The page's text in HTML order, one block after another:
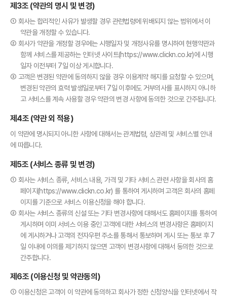
제3조 (약관의 명시 및 변경)
① 회사는 합리적인 사유가 발생할 경우 관련법령에 위배되지 않는 범위에서 이
약관을 개정할 수 있습니다.
② 회사가 약관을 개정할 경우에는 시행일자 및 개정사유를 명시하여 현행약관과
함께 서비스를 제공하는 인터넷 사이트(https://www.clickn.co.kr)에 시행
일자 이전부터 7일 이상 게시합니다.
③ 고객은 변경된 약관에 동의하지 않을 경우 이용계약 해지를 요청할 수 있으며,
변경된 약관의 효력 발생일로부터 7일 이후에도 거부의사를 표시하지 아니하
고 서비스를 계속 사용할 경우 약관의 변경 사항에 동의한 것으로 간주됩니다.
제4조 (약관 외 적용)
이 약관에 명시되지 아니한 사항에 대해서는 관계법령, 상관례 및 서비스별 안내
에 따릅니다.
제5조 (서비스 종류 및 변경)
① 회사는 서비스 종류, 서비스 내용, 가격 및 기타 서비스 관련 사항을 회사의 홈
페이지(https://www.clickn.co.kr) 를 통하여 게시하며 고객은 회사의 홈페
이지를 기준으로 서비스 이용신청을 해야 합니다.
② 회사는 서비스 종류의 신설 또는 기타 변경사항에 대해서도 홈페이지를 통하여
게시하며 이미 서비스 이용 중인 고객에 대한 서비스의 변경사항은 홈페이지
에 게시하거나 고객의 전자우편 주소를 통해서 통보하며 게시 또는 통보 후 7
일 이내에 이의를 제기하지 않으면 고객이 변경사항에 대해서 동의한 것으로
간주합니다.
제6조 (이용신청 및 약관동의)
① 이용신청은 고객이 이 약관에 동의하고 회사가 정한 신청양식을 인터넷에서 작